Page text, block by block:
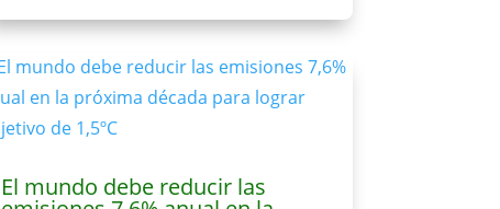
El mundo debe reducir las